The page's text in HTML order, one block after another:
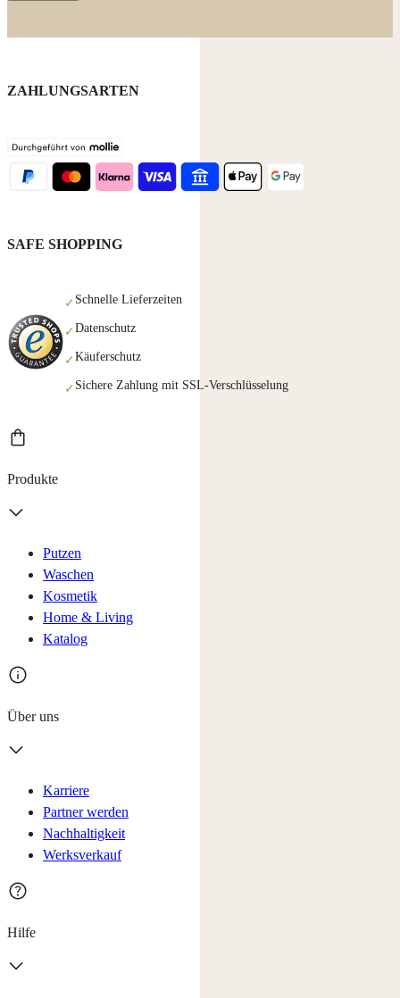
ZAHLUNGSARTEN
SAFE SHOPPING
✓ Schnelle Lieferzeiten
✓Datenschutz
✓Käuferschutz
✓ Sichere Zahlung mit SSL-Verschlüsselung
Produkte
Putzen
Waschen
Kosmetik
Home & Living
Katalog
Über uns
Karriere
Partner werden
Nachhaltigkeit
Werksverkauf
Hilfe